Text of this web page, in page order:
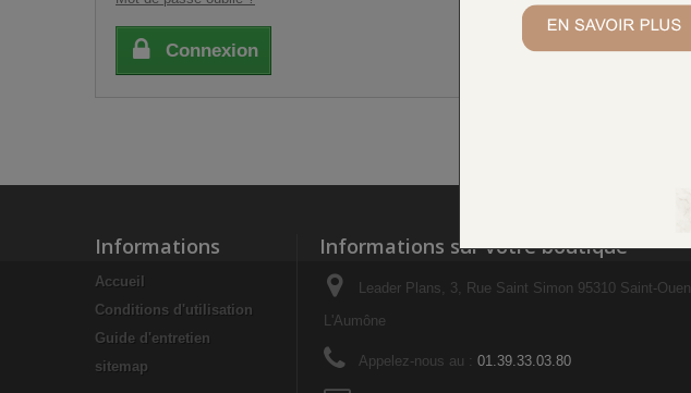
Connexion
Informations
Accueil
Conditions d'utilisation
Guide d'entretien
sitemap
Informations sur votre boutique
Leader Plans, 3, Rue Saint Simon 95310 Saint-Ouen
L'Aumône
Appelez-nous au : 01.39.33.03.80